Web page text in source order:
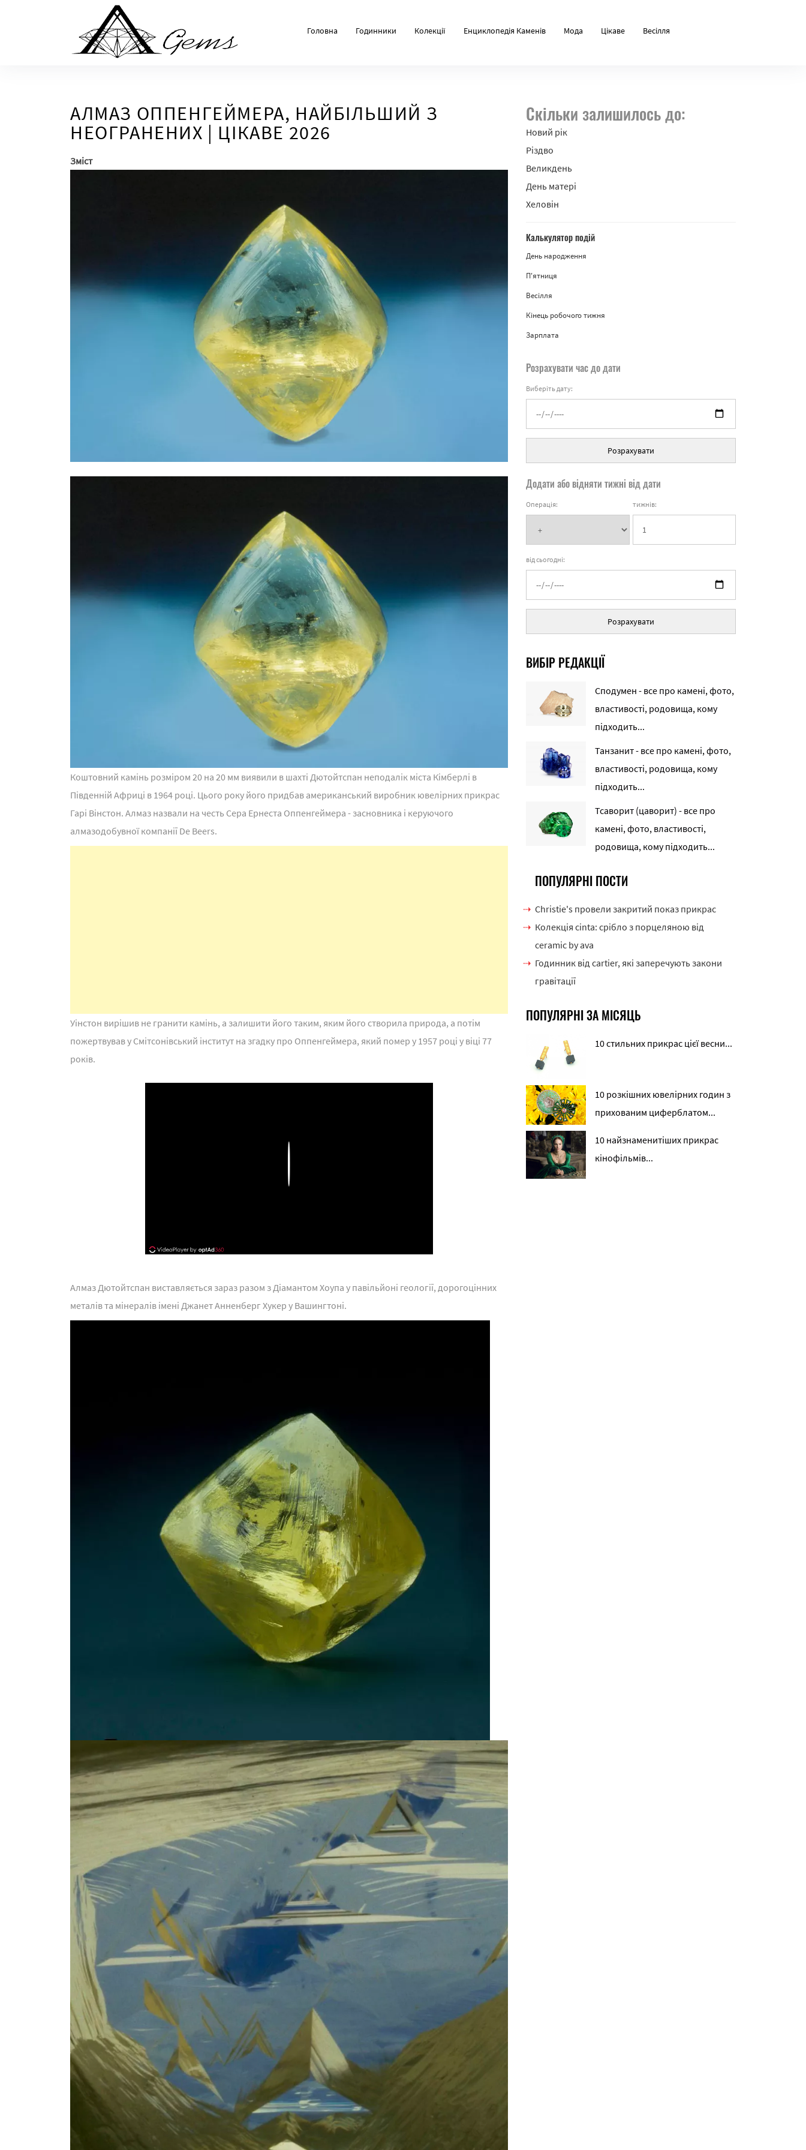
Головна Годинники Колекції Енциклопедія Каменів Мода Цікаве Весілля
АЛМАЗ ОППЕНГЕЙМЕРА, НАЙБІЛЬШИЙ З
НЕОГРАНЕНИХ | ЦІКАВЕ 2026
Зміст
Коштовний камінь розміром 20 на 20 мм виявили в шахті Дютойтспан неподалік міста Кімберлі в
Південній Африці в 1964 році. Цього року його придбав американський виробник ювелірних прикрас
Гарі Вінстон. Алмаз назвали на честь Сера Ернеста Оппенгеймера - засновника і керуючого
алмазодобувної компанії De Beers.
Уінстон вирішив не гранити камінь, а залишити його таким, яким його створила природа, а потім
пожертвував у Смітсонівський інститут на згадку про Оппенгеймера, який помер у 1957 році у віці 77
років.
Алмаз Дютойтспан виставляється зараз разом з Діамантом Хоупа у павільйоні геології, дорогоцінних
металів та мінералів імені Джанет Анненберг Хукер у Вашингтоні.
Скільки залишилось до:
Новий рік
Різдво
Великдень
День матері
Хеловін
Калькулятор подій
День народження
П'ятниця
Весілля
Кінець робочого тижня
Зарплата
Розрахувати час до дати
Виберіть дату:
Розрахувати
Додати або відняти тижні від дати
Операція: тижнів:
від сьогодні:
Розрахувати
ВИБІР РЕДАКЦІЇ
Сподумен - все про камені, фото,
властивості, родовища, кому
підходить...
Танзанит - все про камені, фото,
властивості, родовища, кому
підходить...
Тсаворит (цаворит) - все про
камені, фото, властивості,
родовища, кому підходить...
ПОПУЛЯРНІ ПОСТИ
Christie's провели закритий показ прикрас
Колекція cinta: срібло з порцеляною від
ceramic by ava
Годинник від cartier, які заперечують закони
гравітації
ПОПУЛЯРНІ ЗА МІСЯЦЬ
10 стильних прикрас цієї весни...
10 розкішних ювелірних годин з
прихованим циферблатом...
10 найзнаменитіших прикрас
кінофільмів...